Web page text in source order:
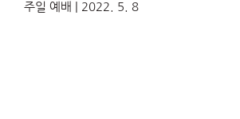
주일 예배 | 2022. 5. 8